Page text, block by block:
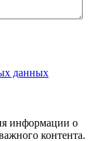
данных
информации о
контента.